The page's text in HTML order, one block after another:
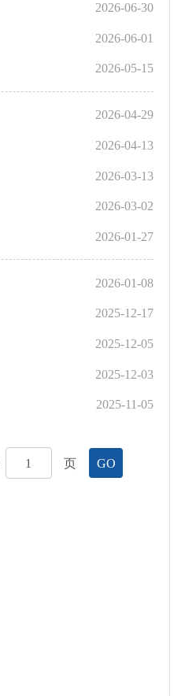
2026-06-30
2026-06-01
2026-05-15
2026-04-29
2026-04-13
2026-03-13
2026-03-02
2026-01-27
2026-01-08
2025-12-17
2025-12-05
2025-12-03
2025-11-05
页 GO